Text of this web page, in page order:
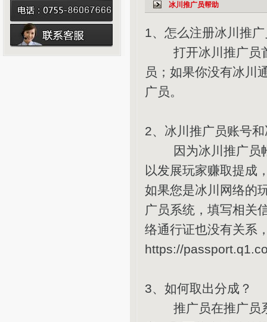
冰川推广员帮助
1、怎么注册冰川推
打开冰川推广员首
员；如果你没有冰川
广员。
2、冰川推广员账号
因为冰川推广员帐
以发展玩家赚取提成
如果您是冰川网络的
广员系统，填写相关
络通行证也没有关系
https://
3、如何取出分成？
推广员在推广员系